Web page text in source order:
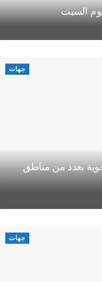
السبت
جهات
بعدد من مناطق
جهات